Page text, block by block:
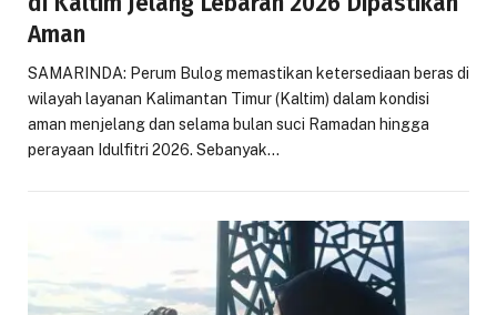
Aman
SAMARINDA: Perum Bulog memastikan ketersediaan beras di
wilayah layanan Kalimantan Timur (Kaltim) dalam kondisi
aman menjelang dan selama bulan suci Ramadan hingga
perayaan Idulfitri 2026. Sebanyak…